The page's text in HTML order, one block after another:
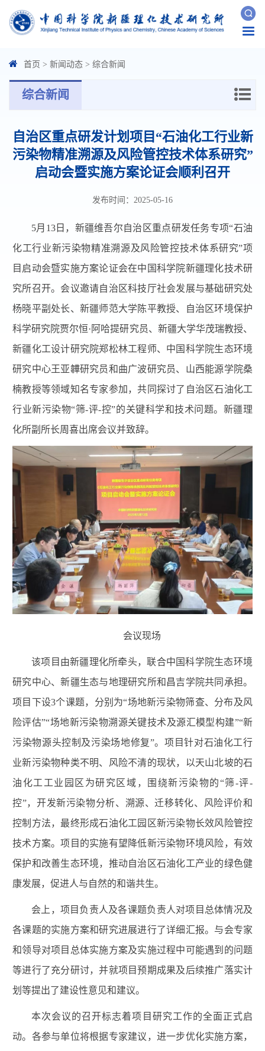
首页 > 新闻动态 > 综合新闻
综合新闻
自治区重点研发计划项目“石油化工行业新
污染物精准溯源及风险管控技术体系研究”
启动会暨实施方案论证会顺利召开
发布时间：2025-05-16
5月13日，新疆维吾尔自治区重点研发任务专项“石油
化工行业新污染物精准溯源及风险管控技术体系研究”项
目启动会暨实施方案论证会在中国科学院新疆理化技术研
究所召开。 会议邀请自治区科技厅社会发展与基础研究处
杨晓平副处长、 新疆师范大学陈平教授、自治区环境保护
科学研究院贾尔恒·阿哈提研究员、新疆大学华茂瑞教授、
新疆化工设计研究院郑松林工程师、中国科学院生态环境
研究中心王亚韡研究员和曲广波研究员、山西能源学院桑
楠教授等领域知名专家参加，共同探讨了自治区石油化工
行业新污染物“筛-评-控”的关键科学和技术问题。 新疆理
化所副所长周喜出席会议并致辞。
会议现场
该项目由新疆理化所牵头，联合中国科学院生态环境
研究中心、新疆生态与地理研究所和昌吉学院共同承担。
项目下设3个课题，分别为“场地新污染物筛查、分布及风
险评估”“场地新污染物溯源关键技术及源汇模型构建”“新
污染物源头控制及污染场地修复”。项目针对石油化工行
业新污染物种类不明、风险不清的现状，以天山北坡的石
油化工工业园区为研究区域，围绕新污染物的“筛-评-
控”，开发新污染物分析、溯源、迁移转化、风险评价和
控制方法，最终形成石油化工园区新污染物长效风险管控
技术方案。项目的实施有望降低新污染物环境风险，有效
保护和改善生态环境，推动自治区石油化工产业的绿色健
康发展，促进人与自然的和谐共生。
会上，项目负责人及各课题负责人对项目总体情况及
各课题的实施方案和研究进展进行了详细汇报。 与会专家
和领导对项目总体实施方案及实施过程中可能遇到的问题
等进行了充分研讨，并就项目预期成果及后续推广落实计
划等提出了建设性意见和建议。
本次会议的召开标志着项目研究工作的全面正式启
动。各参与单位将根据专家建议，进一步优化实施方案，